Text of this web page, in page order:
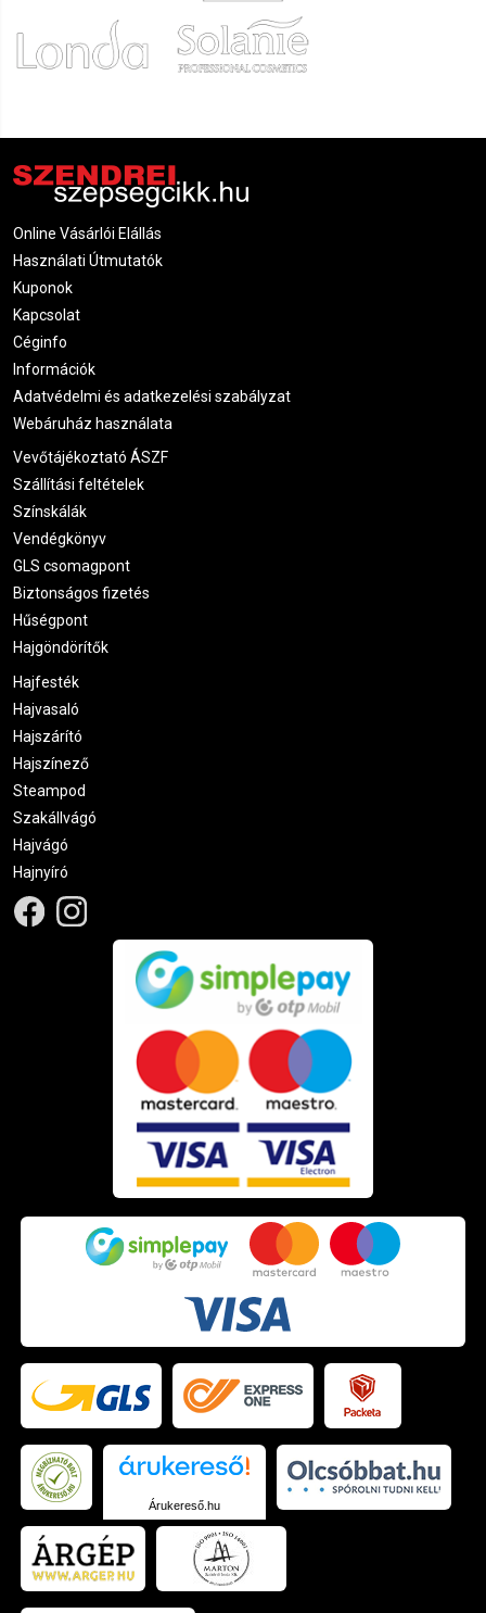
Online Vásárlói Elállás
Használati Útmutatók
Kuponok
Kapcsolat
Céginfo
Információk
Adatvédelmi és adatkezelési szabályzat
Webáruház használata
Vevőtájékoztató ÁSZF
Szállítási feltételek
Színskálák
Vendégkönyv
GLS csomagpont
Biztonságos fizetés
Hűségpont
Hajgöndörítők
Hajfesték
Hajvasaló
Hajszárító
Hajszínező
Steampod
Szakállvágó
Hajvágó
Hajnyíró
Árukereső.hu